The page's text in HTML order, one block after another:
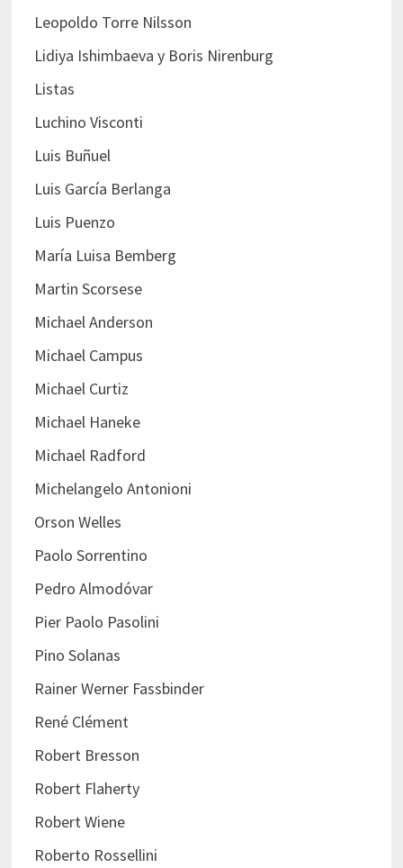
Leopoldo Torre Nilsson
Lidiya Ishimbaeva y Boris Nirenburg
Listas
Luchino Visconti
Luis Buñuel
Luis García Berlanga
Luis Puenzo
María Luisa Bemberg
Martin Scorsese
Michael Anderson
Michael Campus
Michael Curtiz
Michael Haneke
Michael Radford
Michelangelo Antonioni
Orson Welles
Paolo Sorrentino
Pedro Almodóvar
Pier Paolo Pasolini
Pino Solanas
Rainer Werner Fassbinder
René Clément
Robert Bresson
Robert Flaherty
Robert Wiene
Roberto Rossellini